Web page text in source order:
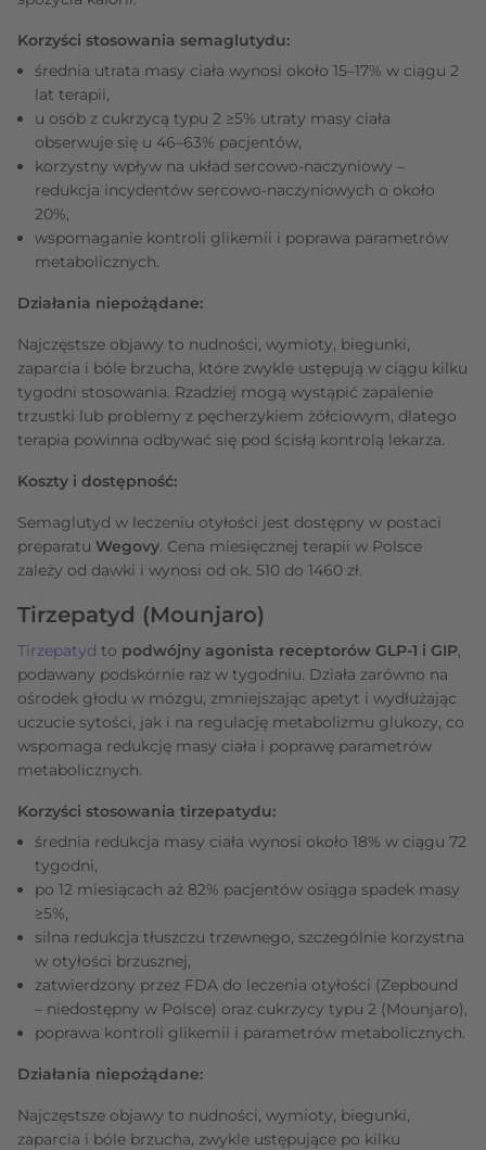
Korzyści stosowania semaglutydu:
średnia utrata masy ciała wynosi około 15–17% w ciągu 2
lat terapii,
u osób z cukrzycą typu 2 ≥5% utraty masy ciała
obserwuje się u 46–63% pacjentów,
korzystny wpływ na układ sercowo‑naczyniowy –
redukcja incydentów sercowo‑naczyniowych o około
20%,
wspomaganie kontroli glikemii i poprawa parametrów
metabolicznych.
Działania niepożądane:
Najczęstsze objawy to nudności, wymioty, biegunki,
zaparcia i bóle brzucha, które zwykle ustępują w ciągu kilku
tygodni stosowania. Rzadziej mogą wystąpić zapalenie
trzustki lub problemy z pęcherzykiem żółciowym, dlatego
terapia powinna odbywać się pod ścisłą kontrolą lekarza.
Koszty i dostępność:
Semaglutyd w leczeniu otyłości jest dostępny w postaci
preparatu Wegovy. Cena miesięcznej terapii w Polsce
zależy od dawki i wynosi od ok. 510 do 1460 zł.
Tirzepatyd (Mounjaro)
Tirzepatyd to podwójny agonista receptorów GLP‑1 i GIP,
podawany podskórnie raz w tygodniu. Działa zarówno na
ośrodek głodu w mózgu, zmniejszając apetyt i wydłużając
uczucie sytości, jak i na regulację metabolizmu glukozy, co
wspomaga redukcję masy ciała i poprawę parametrów
metabolicznych.
Korzyści stosowania tirzepatydu:
średnia redukcja masy ciała wynosi około 18% w ciągu 72
tygodni,
po 12 miesiącach aż 82% pacjentów osiąga spadek masy
≥5%,
silna redukcja tłuszczu trzewnego, szczególnie korzystna
w otyłości brzusznej,
zatwierdzony przez FDA do leczenia otyłości (Zepbound
– niedostępny w Polsce) oraz cukrzycy typu 2 (Mounjaro),
poprawa kontroli glikemii i parametrów metabolicznych.
Działania niepożądane:
Najczęstsze objawy to nudności, wymioty, biegunki,
zaparcia i bóle brzucha, zwykle ustępujące po kilku